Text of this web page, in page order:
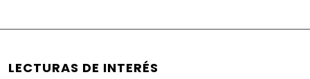
LECTURAS DE INTERÉS